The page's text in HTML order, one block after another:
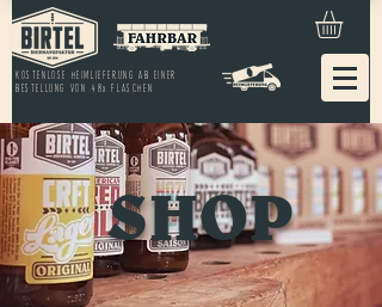
KOSTENLOSE HEIMLIEFERUNG AB EINER
BESTELLUNG VON 48x FLASCHEN
SHOP